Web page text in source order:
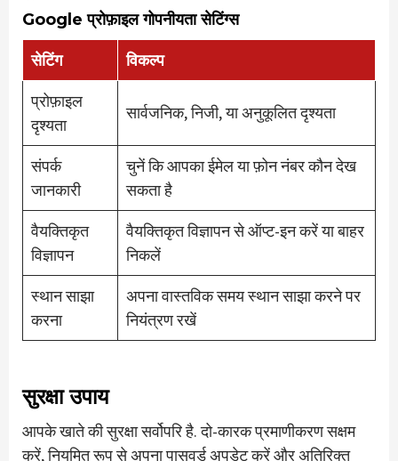
Google प्रोफ़ाइल गोपनीयता सेटिंग्स
सेटिंग
विकल्प
प्रोफ़ाइल
दृश्यता
सार्वजनिक, निजी, या अनुकूलित दृश्यता
संपर्क
जानकारी
चुनें कि आपका ईमेल या फ़ोन नंबर कौन देख
सकता है
वैयक्तिकृत
विज्ञापन
वैयक्तिकृत विज्ञापन से ऑप्ट-इन करें या बाहर
निकलें
स्थान साझा
करना
अपना वास्तविक समय स्थान साझा करने पर
नियंत्रण रखें
सुरक्षा उपाय
आपके खाते की सुरक्षा सर्वोपरि है. दो-कारक प्रमाणीकरण सक्षम
करें, नियमित रूप से अपना पासवर्ड अपडेट करें और अतिरिक्त